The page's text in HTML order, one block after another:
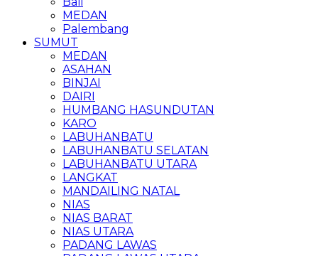
MEDAN
Palembang
SUMUT
MEDAN
ASAHAN
BINJAI
DAIRI
HUMBANG HASUNDUTAN
KARO
LABUHANBATU
LABUHANBATU SELATAN
LABUHANBATU UTARA
LANGKAT
MANDAILING NATAL
NIAS
NIAS BARAT
NIAS UTARA
PADANG LAWAS